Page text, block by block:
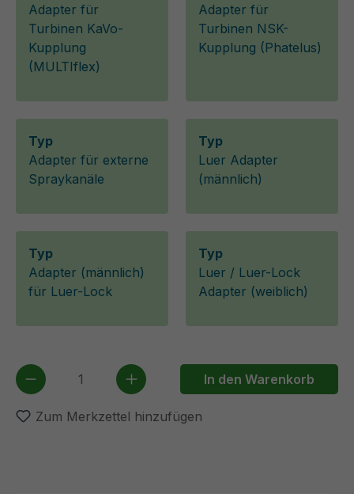
Adapter für
Turbinen KaVo-
Kupplung
(MULTIflex)
Adapter für
Turbinen NSK-
Kupplung (Phatelus)
Typ
Adapter für externe
Spraykanäle
Typ
Luer Adapter
(männlich)
Typ
Adapter (männlich)
für Luer-Lock
Typ
Luer / Luer-Lock
Adapter (weiblich)
Produkt Anzahl: Gib den gewünschten
In den Warenkorb
Zum Merkzettel hinzufügen